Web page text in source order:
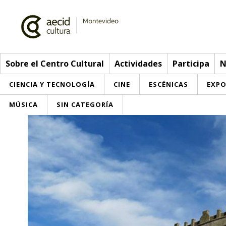
Sobre el Centro Cultural Actividades Participa
CIENCIA Y TECNOLOGÍA CINE ESCÉNICAS
MÚSICA SIN CATEGORÍA
Sobre el Centro Cultural
Red AECID
Instalaciones
Visítanos
Actividades
> Ir a Actividades
Esta semana
Inscripciones
Envíanos tu propuesta
Buzón de sugerencias
Noticias
Convocatorias